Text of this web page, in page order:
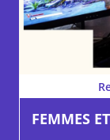
FEMMES